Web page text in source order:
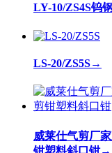
LY-10/ZS4S钨
LS-20/ZS5S→
威莱仕气剪厂
钳塑料斜口钳→